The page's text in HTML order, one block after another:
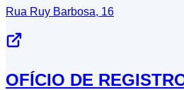
Rua Ruy Barbosa, 16
OFÍCIO DE